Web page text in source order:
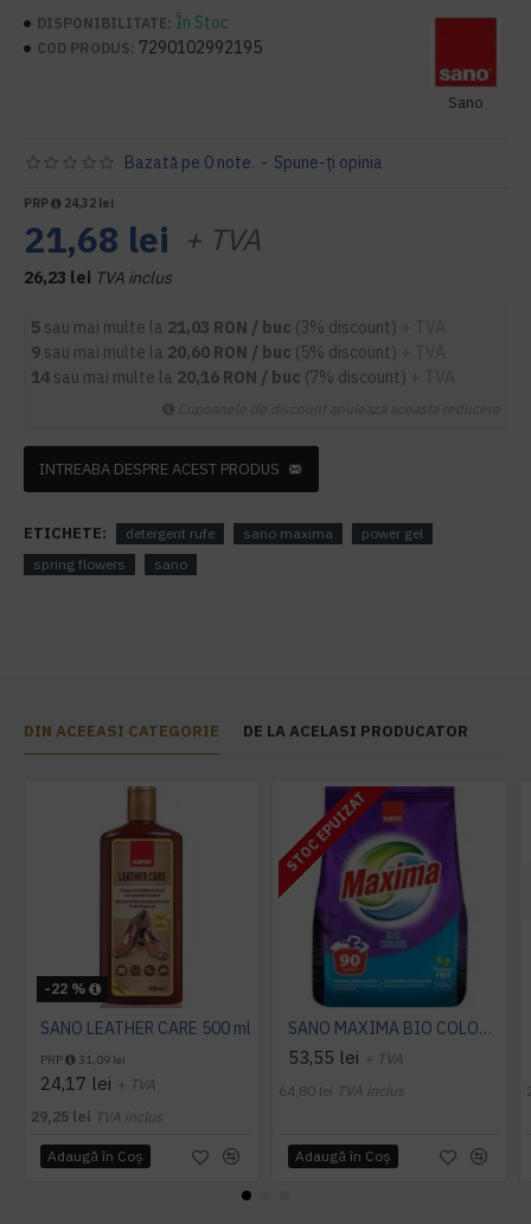
DISPONIBILITATE: În Stoc
COD PRODUS: 7290102992195
Sano
Bazată pe 0 note. - Spune-ţi opinia
PRP 24,32 lei
21,68 lei + TVA
26,23 lei TVA inclus
5 sau mai multe la 21,03 RON / buc (3% discount)
9 sau mai multe la 20,60 RON / buc (5% discount)
14 sau mai multe la 20,16 RON / buc (7% discount)
INTREABA DESPRE ACEST PRODUS
ETICHETE: detergent rufe sano maxima
power gel
spring flowers
sano
DIN ACEEASI CATEGORIE DE LA ACELASI PRODUCATOR
-22 %
SANO LEATHER CARE 500 ml
PRP 31,09 lei
24,17 lei + TVA
29,25 lei TVA inclus
Adaugă în Coş
STOC EPUIZAT
SANO MAXIMA BIO COLOR DETERGENT PUDRA, 3.25 Kg
53,55 lei + TVA
64,80 lei TVA inclus
Adaugă în Coş